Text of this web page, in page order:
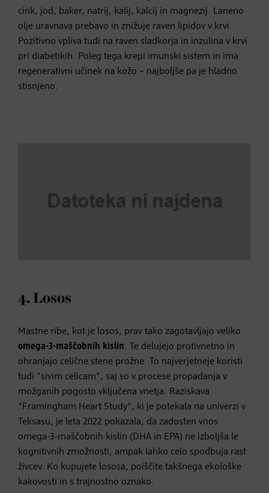
cink, jod, baker, natrij, kalij, kalcij in magnezij. Laneno
olje uravnava prebavo in znižuje raven lipidov v krvi.
Pozitivno vpliva tudi na raven sladkorja in inzulina v krvi
pri diabetikih. Poleg tega krepi imunski sistem in ima
regenerativni učinek na kožo – najboljše pa je hladno
stisnjeno.
4. Losos
Mastne ribe, kot je losos, prav tako zagotavljajo veliko
omega-3-maščobnih kislin. Te delujejo protivnetno in
ohranjajo celične stene prožne. To najverjetneje koristi
tudi "sivim celicam", saj so v procese propadanja v
možganih pogosto vključena vnetja. Raziskava
"Framingham Heart Study", ki je potekala na univerzi v
Teksasu, je leta 2022 pokazala, da zadosten vnos
omega-3-maščobnih kislin (DHA in EPA) ne izboljša le
kognitivnih zmožnosti, ampak lahko celo spodbuja rast
živcev. Ko kupujete lososa, poiščite takšnega ekološke
kakovosti in s trajnostno oznako.